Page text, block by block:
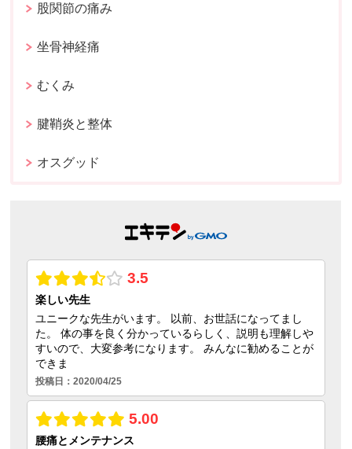
股関節の痛み
坐骨神経痛
むくみ
腱鞘炎と整体
オスグッド